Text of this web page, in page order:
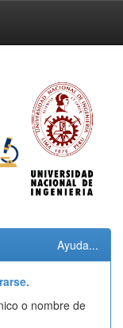
Ayuda...
o nombre de